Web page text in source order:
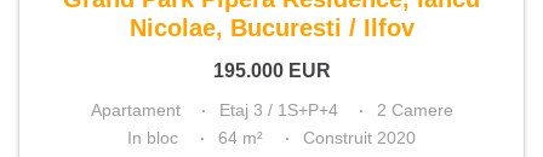
Nicolae, Bucuresti / Ilfov
195.000 EUR
Apartament Etaj 3 / 1S+P+4
2 Camere
In bloc
64 m² Construit 2020